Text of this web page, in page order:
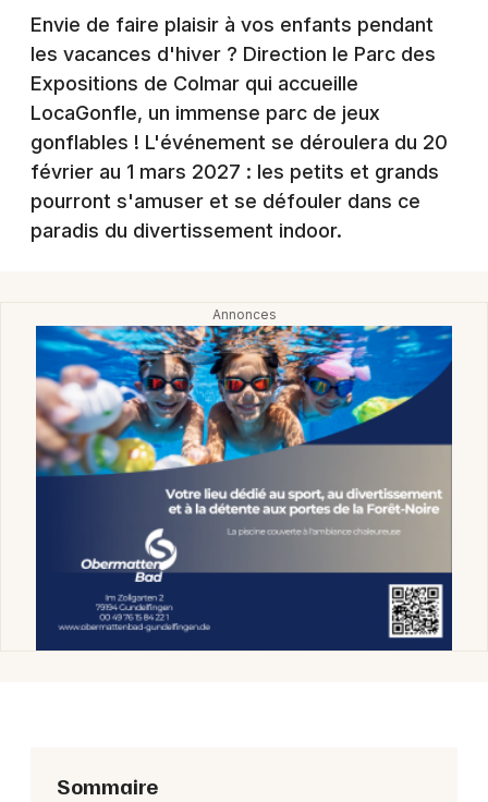
Foires & salons
Spectacles
Sports
Expos
Sorties & loisirs
Manifestations dans le Haut-Rhin
Manifestations en Alsace
Manifestations dans le Grand Est
Mulhouse
Montpellier
Nantes
Nice
Paris
Toutes les villes
Envie de faire plaisir à vos enfants pendant
les vacances d'hiver ? Direction le Parc des
Expositions de Colmar qui accueille
LocaGonfle, un immense parc de jeux
gonflables ! L'événement se déroulera du 20
février au 1 mars 2027 : les petits et grands
pourront s'amuser et se défouler dans ce
paradis du divertissement indoor.
Sommaire